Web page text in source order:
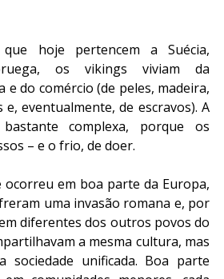
hoje pertencem a Suécia,
os vikings viviam da
e do comércio (de peles, madeira,
eventualmente, de escravos). A
complexa, porque os
– e o frio, de doer.
em boa parte da Europa,
uma invasão romana e, por
diferentes dos outros povos do
a mesma cultura, mas
sociedade unificada. Boa parte